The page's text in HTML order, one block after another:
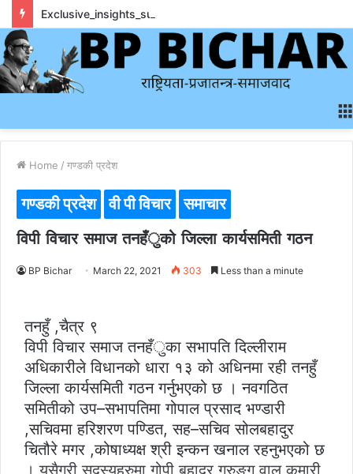
Home / गण्डकी प्रदेश
गण्डकी प्रदेश वी पी विचार समाचार
विपी विचार समाज तनहँुको जिल्ला कार्यसमिती गठन
BP Bichar March 22, 2021 303 Less than a minute
तनहुँ ,चैत्र ९
विपी विचार समाज तनहँुका सभापति दिल्लीराम
अधिकारीले विधानको धारा १३ को अधिनमा रही तनहुँ
जिल्ला कार्यसमिती गठन गर्नुभएको छ । नवगठित
समितीको उप–सभापतिमा गोपाल प्रसाद भण्डारी
,सचिवमा हरिशरण पण्डित, सह–सचिव सोलबहादुर
चितौरे मगर ,कोषाध्यक्ष श्री इन्कन खनाल रहनुभएको छ